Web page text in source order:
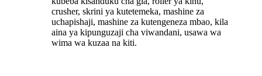
crusher, skrini ya kutetemeka, mashine za
uchapishaji, mashine za kutengeneza mbao, kila
aina ya kipunguzaji cha viwandani, usawa wa
wima wa kuzaa na kiti.